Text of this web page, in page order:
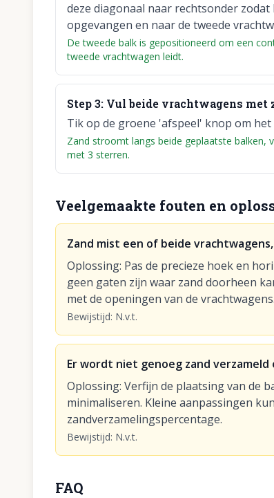
deze diagonaal naar rechtsonder
opgevangen en naar de tweede
De tweede balk is gepositioneerd om een
tweede vrachtwagen leidt.
Step3: Vul beide vrachtwagens met
Tik op de groene 'afspeel' knop om
Zand stroomt langs beide geplaatste balken,
met 3 sterren.
Veelgemaakte fouten en
Zand mist een of beide
Oplossing: Pas de precieze hoek en
geen gaten zijn waar zand doorheen
met de openingen van de vrachtwagens.
Bewijstijd: N.v.t.
Er wordt niet genoeg zand
Oplossing: Verfijn de plaatsing van de
minimaliseren. Kleine aanpassingen
zandverzamelingspercentage.
Bewijstijd: N.v.t.
FAQ